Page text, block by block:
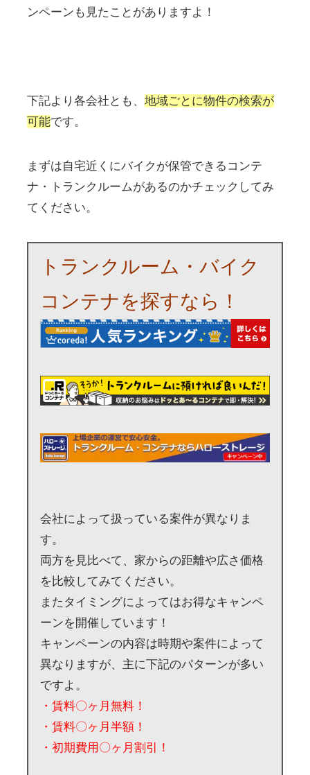
ンペーンも見たことがありますよ！
下記より各会社とも、 地域ごとに物件の検索が
可能です。
まずは自宅近くにバイクが保管できるコンテ
ナ・トランクルームがあるのかチェックしてみ
てください。
トランクルーム・バイク
コンテナを探すなら！
会社によって扱っている案件が異なりま
す。
両方を見比べて、家からの距離や広さ価格
を比較してみてください。
またタイミングによってはお得なキャンペ
ーンを開催しています！
キャンペーンの内容は時期や案件によって
異なりますが、主に下記のパターンが多い
ですよ。
・賃料〇ヶ月無料！
・賃料〇ヶ月半額！
・初期費用〇ヶ月割引！